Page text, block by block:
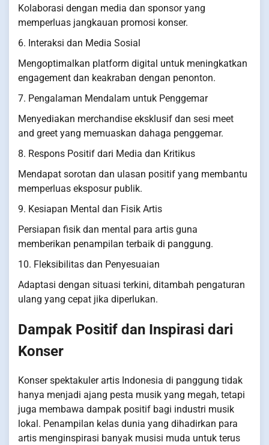
Kolaborasi dengan media dan sponsor yang
memperluas jangkauan promosi konser.
6. Interaksi dan Media Sosial
Mengoptimalkan platform digital untuk meningkatkan
engagement dan keakraban dengan penonton.
7. Pengalaman Mendalam untuk Penggemar
Menyediakan merchandise eksklusif dan sesi meet
and greet yang memuaskan dahaga penggemar.
8. Respons Positif dari Media dan Kritikus
Mendapat sorotan dan ulasan positif yang membantu
memperluas eksposur publik.
9. Kesiapan Mental dan Fisik Artis
Persiapan fisik dan mental para artis guna
memberikan penampilan terbaik di panggung.
10. Fleksibilitas dan Penyesuaian
Adaptasi dengan situasi terkini, ditambah pengaturan
ulang yang cepat jika diperlukan.
Dampak Positif dan Inspirasi dari
Konser
Konser spektakuler artis Indonesia di panggung tidak
hanya menjadi ajang pesta musik yang megah, tetapi
juga membawa dampak positif bagi industri musik
lokal. Penampilan kelas dunia yang dihadirkan para
artis menginspirasi banyak musisi muda untuk terus